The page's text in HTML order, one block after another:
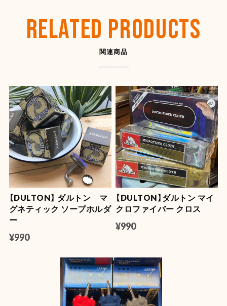
2026/07/26
とても良い感じです。ありがとうございました。また機
会があれば是非宜しくお願いします。
【OLD SPICE】オールドスパイス フレグランスバー(スティック型) 50ml
キャプテン
2026/07/22
ティンバー
NASA LUMA ZIP【蓄光】
2026/06/08
RELATED PRODUCTS
関連商品
【DULTON】 ダルトン マ
グネティック ソープホルダ
ー
¥990
【DULTON】ダルトン マイ
クロファイバー クロス
¥990